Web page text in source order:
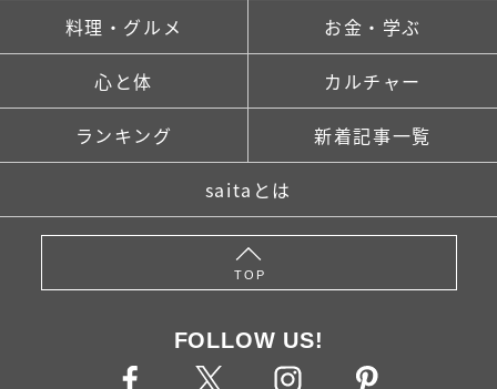
料理・グルメ お金・学ぶ
心と体 カルチャー
ランキング 新着記事一覧
saitaとは
TOP
FOLLOW US!